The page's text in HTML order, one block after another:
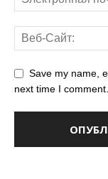
Save my name,
next time I comment.